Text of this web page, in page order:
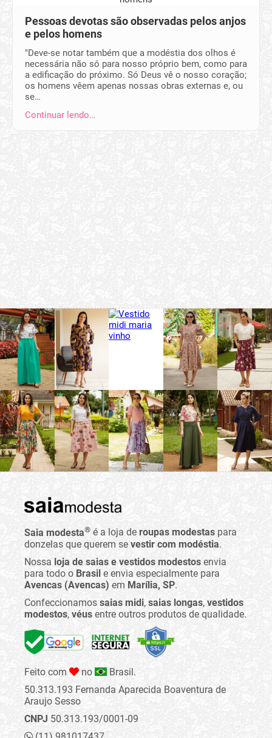
Pessoas devotas são observadas pelos anjos
e pelos homens
"Deve-se notar também que a modéstia dos olhos é
necessária não só para nosso próprio bem, como para
a edificação do próximo. Só Deus vê o nosso coração;
os homens vêem apenas nossas obras externas e, ou
se…
Continuar lendo…
Saia modesta® é a loja de roupas modestas para
donzelas que querem se vestir com modéstia.
Nossa loja de saias e vestidos modestos envia
para todo o Brasil e envia especialmente para
Avencas (Avencas) em Marília, SP.
Confeccionamos saias midi, saias longas, vestidos
modestos, véus entre outros produtos de qualidade.
Feito com no
Brasil.
50.313.193 Fernanda Aparecida Boaventura de
Araujo Sesso
CNPJ 50.313.193/0001-09